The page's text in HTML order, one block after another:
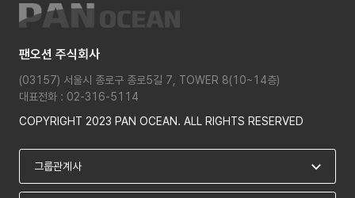
팬오션 주식회사
(03157) 서울시 종로구 종로5길 7, TOWER 8(10~14층)
대표전화 : 02-316-5114
COPYRIGHT 2023 PAN OCEAN. ALL RIGHTS RESERVED